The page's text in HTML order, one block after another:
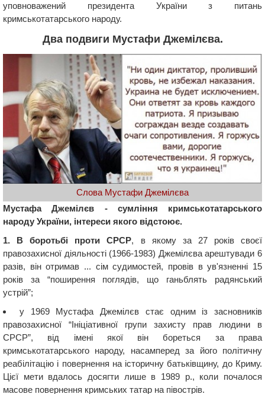
уповноважений президента України з питань
кримськотатарського народу.
Два подвиги Мустафи Джемілєва.
Слова Мустафи Джемілєва
Мустафа Джемілєв - сумління кримськотатарського
народу України, інтереси якого відстоює.
1. В боротьбі проти СРСР, в якому за 27 років своєї
правозахисної діяльності (1966-1983) Джемілєва арештувади 6
разів, він отримав ... сім судимостей, провів в ув'язненні 15
років за “поширення поглядів, що ганьблять радянський
устрій”;
у 1969 Мустафа Джемілєв стає одним із засновників
правозахисної “Ініціативної групи захисту прав людини в
СРСР”, від імені якої він бореться за права
кримськотатарського народу, насамперед за його політичну
реабілітацію і повернення на історичну батьківщину, до Криму.
Цієї мети вдалось досягти лише в 1989 р., коли почалося
масове повернення кримських татар на півострів.